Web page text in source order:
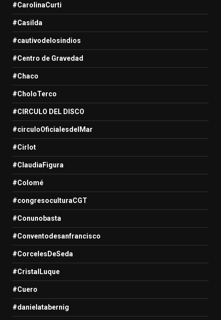
#CarolinaCurti
#Casilda
#cautivodelosindios
#Centro de Gravedad
#Chaco
#CholoTerco
#CIRCULO DEL DISCO
#circuloOficialesdelMar
#Cirlot
#ClaudiaFigura
#Colomé
#congresoculturaCGT
#Conunobasta
#Conventodesanfrancisco
#CorcelesDeSeda
#CristalLuque
#Cuero
#danielatabernig